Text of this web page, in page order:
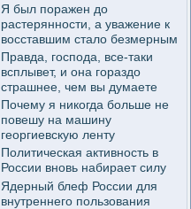
Я был поражен до
растерянности, а уважение к
восставшим стало безмерным
Правда, господа, все-таки
всплывет, и она гораздо
страшнее, чем вы думаете
Почему я никогда больше не
повешу на машину
георгиевскую ленту
Политическая активность в
России вновь набирает силу
Ядерный блеф России для
внутреннего пользования